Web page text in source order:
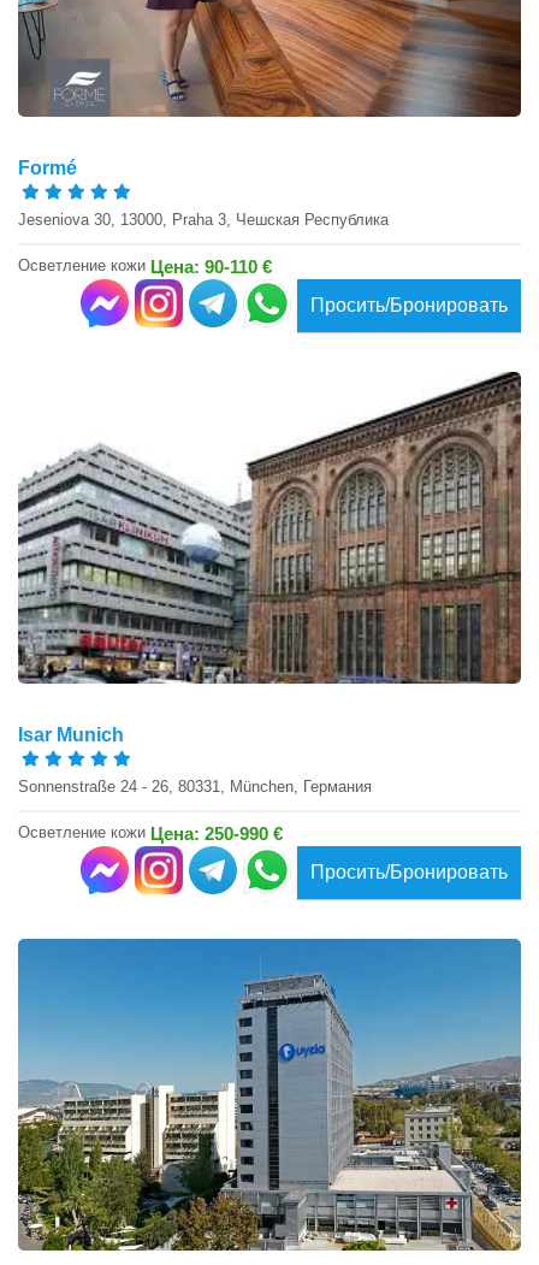
Formé
Jeseniova 30, 13000, Praha 3, Чешская Республика
Осветление кожи Цена: 90-110 €
Просить/Бронировать
Isar Munich
Sonnenstraße 24 - 26, 80331, München, Германия
Осветление кожи Цена: 250-990 €
Просить/Бронировать